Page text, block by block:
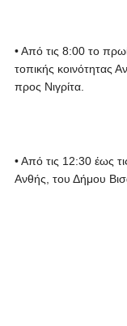
• Από τις 8:00 το
τοπικής κοινότητας
προς Νιγρίτα.
• Από τις 12:30 έως
Ανθής, του Δήμου